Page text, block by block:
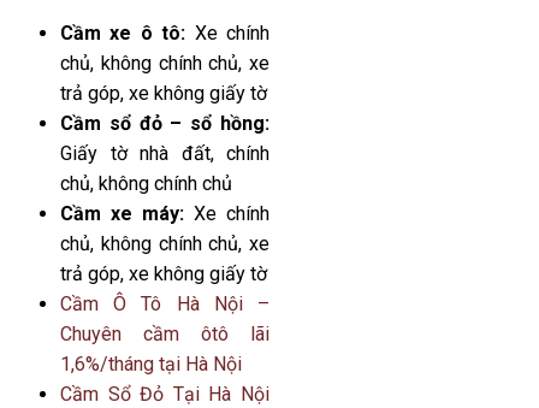
Cầm xe ô tô: Xe chính
chủ, không chính chủ, xe
trả góp, xe không giấy tờ
Cầm sổ đỏ – sổ hồng:
Giấy tờ nhà đất, chính
chủ, không chính chủ
Cầm xe máy: Xe chính
chủ, không chính chủ, xe
trả góp, xe không giấy tờ
Cầm Ô Tô Hà Nội –
Chuyên cầm ôtô lãi
1,6%/tháng tại Hà Nội
Cầm Sổ Đỏ Tại Hà Nội